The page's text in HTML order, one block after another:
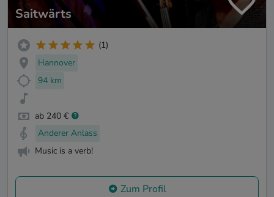
Saitwärts
(1)
Hannover
94 km
ab 240 €
Anderer Anlass
Music is a verb!
Zum Profil